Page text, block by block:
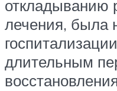
откладыванию
лечения, была
длительным